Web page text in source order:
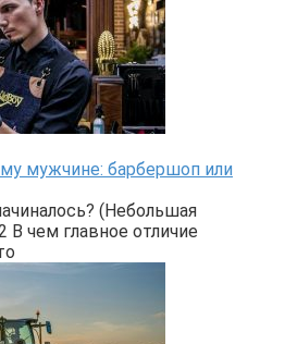
мужчине: барбершоп или
(Небольшая
В чем главное отличие